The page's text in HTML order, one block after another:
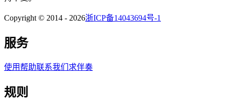
Copyright © 2014 - 2026浙ICP备14043694号-1
服务
使用帮助联系我们 求伴奏
规则